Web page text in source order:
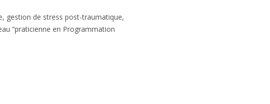
gestion de stress post-traumatique,
“praticienne en Programmation